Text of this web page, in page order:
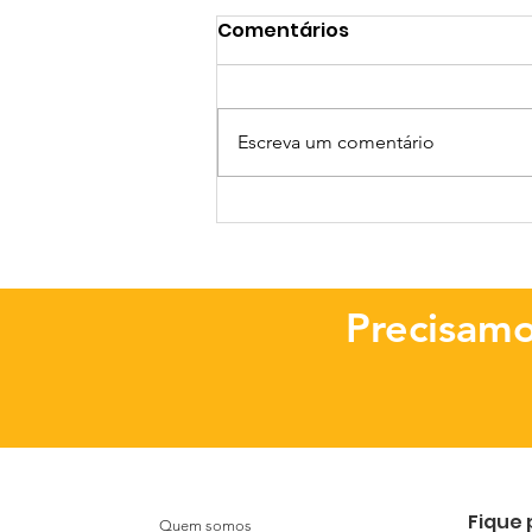
PROCEDIMENTO DE
Comentários
Escreva um comentário
Quem somos Fique